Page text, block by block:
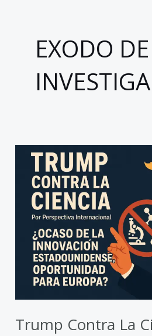
EXODO DE
Trump Contra La
Trump
contra
ciencia